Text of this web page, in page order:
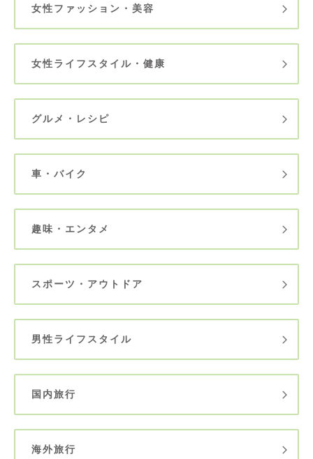
女性ファッション・美容
女性ライフスタイル・健康
グルメ・レシピ
車・バイク
趣味・エンタメ
スポーツ・アウトドア
男性ライフスタイル
国内旅行
海外旅行